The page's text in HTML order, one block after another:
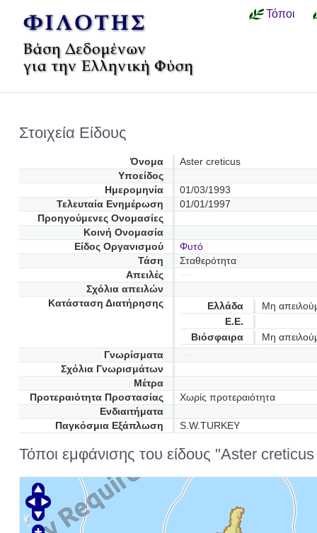
Τόποι
Στοιχεία Είδους
Όνομα
Aster creticus
Υποείδος
Ημερομηνία
01/03/1993
Τελευταία Ενημέρωση
01/01/1997
Προηγούμενες Oνομασίες
Κοινή Ονομασία
Είδος Οργανισμού
Φυτό
Τάση
Σταθερότητα
Απειλές
Σχόλια απειλών
Κατάσταση Διατήρησης
Ελλάδα
Μη
Ε.Ε.
Βιόσφαιρα
Μη
Γνωρίσματα
Σχόλια Γνωρισμάτων
Μέτρα
Προτεραιότητα Προστασίας
Χωρίς προτεραιότητα
Ενδιαιτήματα
Παγκόσμια Εξάπλωση
S.W.TURKEY
Τόποι εμφάνισης του είδους "Aster